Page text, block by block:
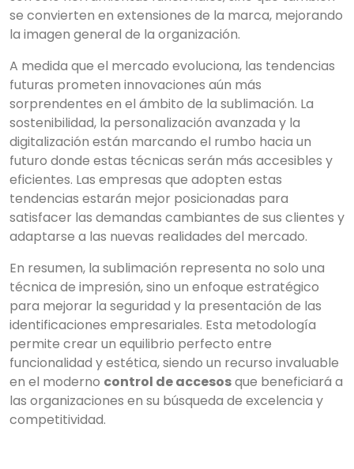
se convierten en extensiones de la marca, mejorando
la imagen general de la organización.
A medida que el mercado evoluciona, las tendencias
futuras prometen innovaciones aún más
sorprendentes en el ámbito de la sublimación. La
sostenibilidad, la personalización avanzada y la
digitalización están marcando el rumbo hacia un
futuro donde estas técnicas serán más accesibles y
eficientes. Las empresas que adopten estas
tendencias estarán mejor posicionadas para
satisfacer las demandas cambiantes de sus clientes y
adaptarse a las nuevas realidades del mercado.
En resumen, la sublimación representa no solo una
técnica de impresión, sino un enfoque estratégico
para mejorar la seguridad y la presentación de las
identificaciones empresariales. Esta metodología
permite crear un equilibrio perfecto entre
funcionalidad y estética, siendo un recurso invaluable
en el moderno control de accesosque beneficiará a
las organizaciones en su búsqueda de excelencia y
competitividad.